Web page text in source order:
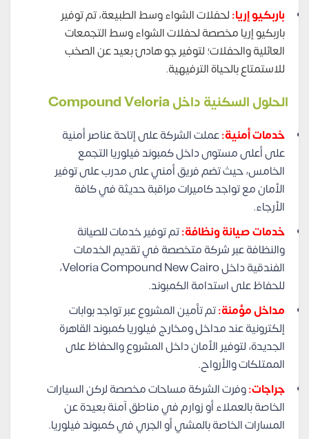
باربكيو إريا:لحفلات الشواء وسط الطبيعة، تم توفير
باربكيو إريا مخصصة لحفلات الشواء وسط التجمعات
العائلية والحفلات؛ لتوفير جو هادئ بعيد عن الصخب
للاستمتاع بالحياة الترفيهية.
الحلول السكنية داخل Compound Veloria
خدمات أمنية:عملت الشركة على إتاحة عناصر أمنية
على أعلى مستوى داخل كمبوند فيلوريا التجمع
الخامس، حيث تضم فريق أمني على مدرب على توفير
الأمان مع تواجد كاميرات مراقبة حديثة في كافة
الأرجاء.
خدمات صيانة ونظافة:تم توفير خدمات للصيانة
والنظافة عبر شركة متخصصة في تقديم الخدمات
الفندقية داخل Veloria Compound New Cairo،
للحفاظ على استدامة الكمبوند.
مداخل مؤمنة:تم تأمين المشروع عبر تواجد بوابات
إلكترونية عند مداخل ومخارج فيلوريا كمبوند القاهرة
الجديدة، لتوفير الأمان داخل المشروع والحفاظ على
الممتلكات والأرواح.
جراجات:وفرت الشركة مساحات مخصصة لركن السيارات
الخاصة بالعملاء أو زوارم في مناطق آمنة بعيدة عن
المسارات الخاصة بالمشي أو الجري في كمبوند فيلوريا.